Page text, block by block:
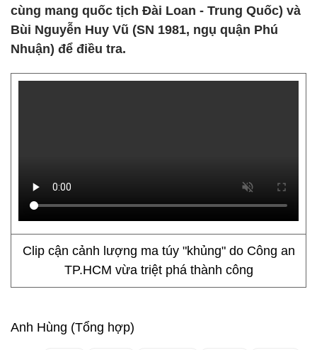
cùng mang quốc tịch Đài Loan - Trung Quốc) và
Bùi Nguyễn Huy Vũ (SN 1981, ngụ quận Phú
Nhuận) để điều tra.
Clip cận cảnh lượng ma túy "khủng" do Công an
TP.HCM vừa triệt phá thành công
Anh Hùng (Tổng hợp)